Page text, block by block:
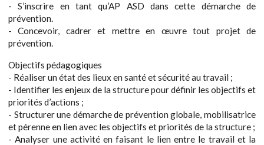
- S’inscrire en tant qu’AP ASD dans cette démarche de
prévention.
- Concevoir, cadrer et mettre en œuvre tout projet de
prévention.
Objectifs pédagogiques
- Réaliser un état des lieux en santé et sécurité au travail ;
- Identifier les enjeux de la structure pour définir les objectifs et
priorités d’actions ;
- Structurer une démarche de prévention globale, mobilisatrice
et pérenne en lien avec les objectifs et priorités de la structure ;
- Analyser une activité en faisant le lien entre le travail et la